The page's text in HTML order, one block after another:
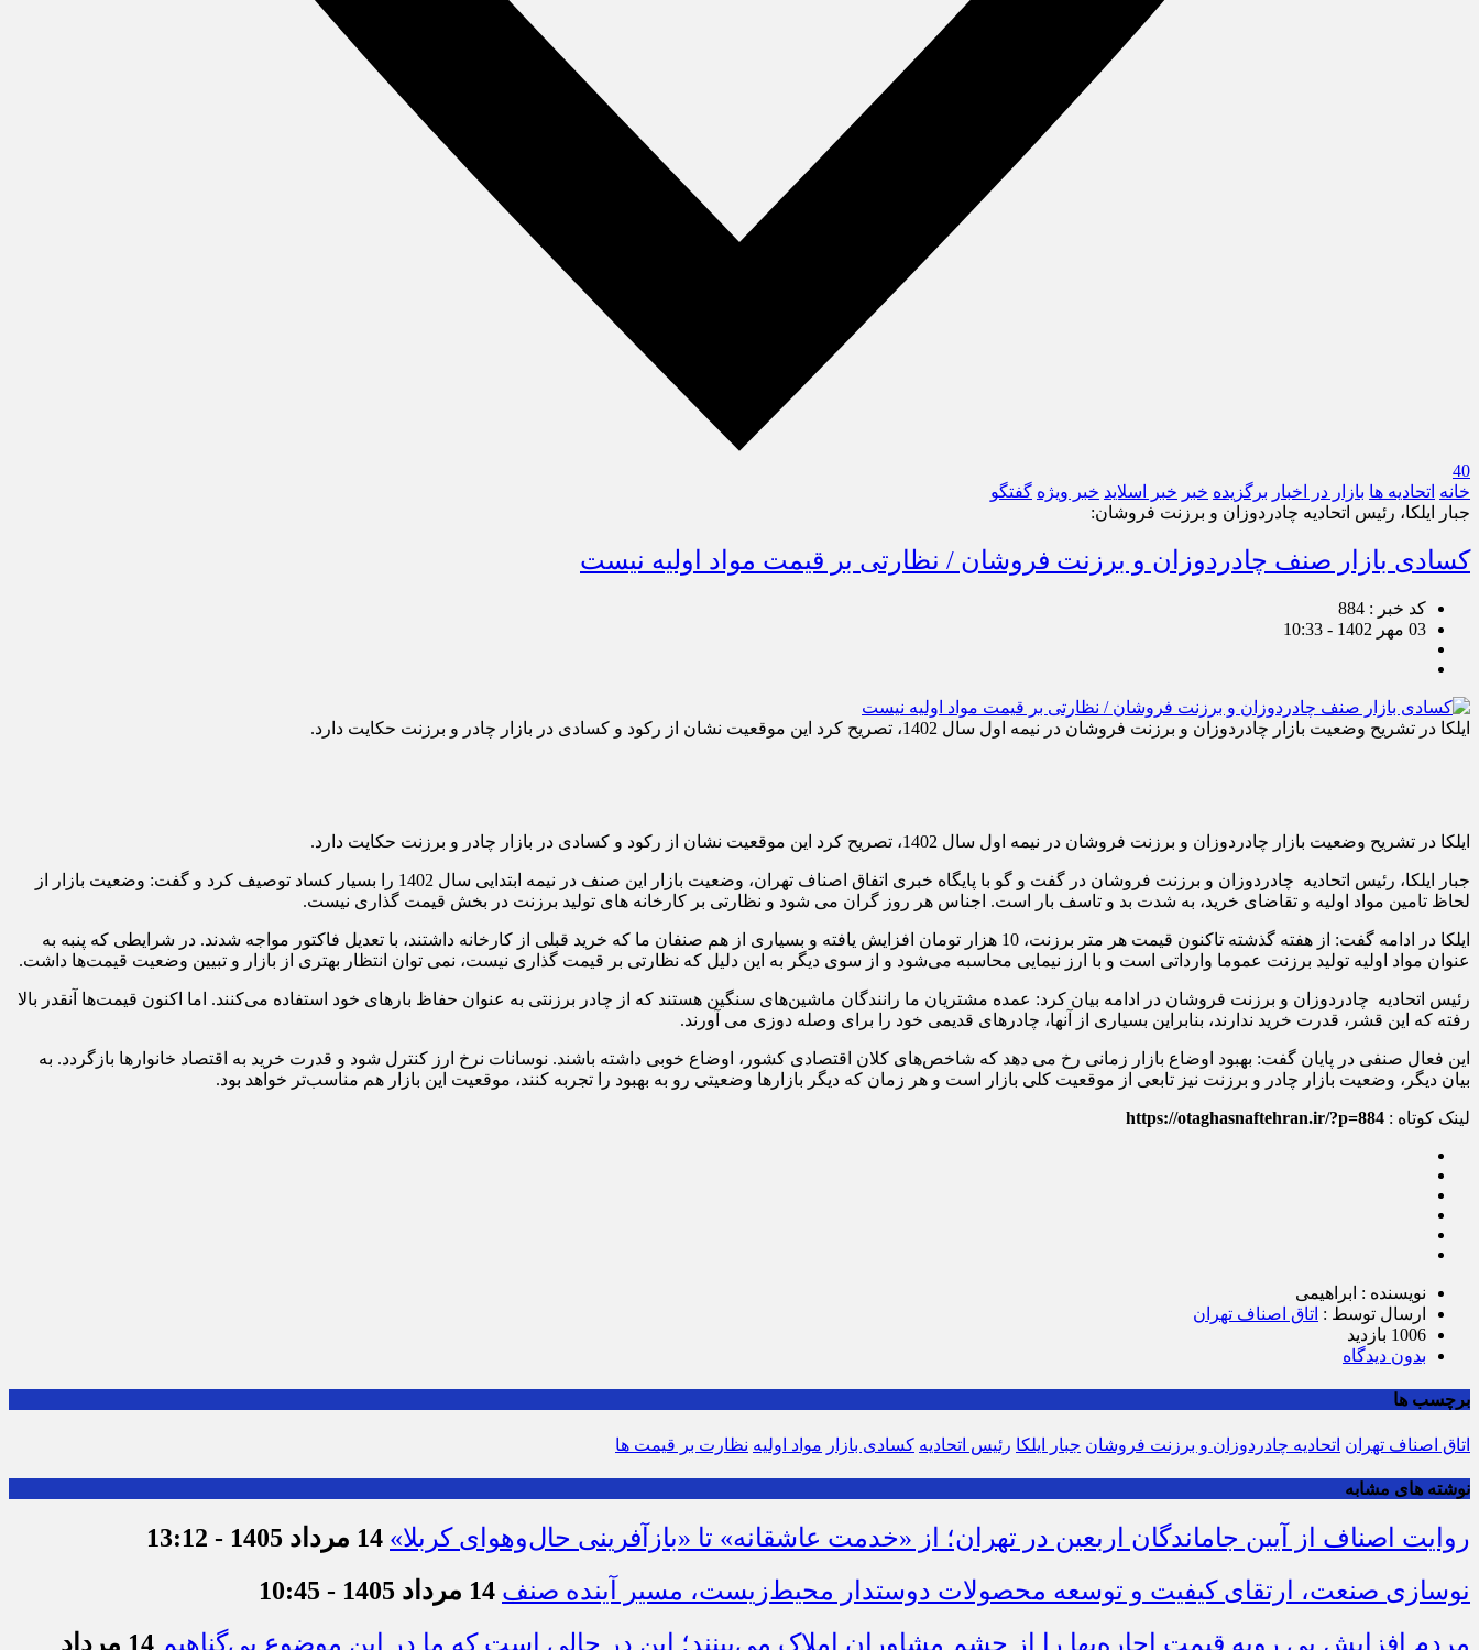
40
خانه اتحادیه ها بازار در اخبار برگزیده خبر خبر اسلايد خبر ویژه گفتگو
جبار ایلکا، رئیس اتحادیه چادردوزان و برزنت فروشان:
کسادی بازار صنف چادردوزان و برزنت فروشان / نظارتی بر قیمت مواد اولیه نیست
کد خبر : 884
03 مهر 1402 - 10:33
ایلکا در تشریح وضعیت بازار چادردوزان و برزنت فروشان در نیمه اول سال 1402، تصریح کرد این موقعیت نشان از رکود و کسادی در بازار چادر و برزنت حکایت دارد.
ایلکا در تشریح وضعیت بازار چادردوزان و برزنت فروشان در نیمه اول سال 1402، تصریح کرد این موقعیت نشان از رکود و کسادی در بازار چادر و برزنت حکایت دارد.
جبار ایلکا، رئیس اتحادیه چادردوزان و برزنت فروشان در گفت و گو با پایگاه خبری اتفاق اصناف تهران، وضعیت بازار این صنف در نیمه ابتدایی سال 1402 را بسیار کساد توصیف کرد و گفت: وضعیت بازار از
لحاظ تامین مواد اولیه و تقاضای خرید، به شدت بد و تاسف بار است. اجناس هر روز گران می شود و نظارتی بر کارخانه های تولید برزنت در بخش قیمت گذاری نیست.
ایلکا در ادامه گفت: از هفته گذشته تاکنون قیمت هر متر برزنت، 10 هزار تومان افزایش یافته و بسیاری از هم صنفان ما که خرید قبلی از کارخانه داشتند، با تعدیل فاکتور مواجه شدند. در شرایطی که پنبه به
عنوان مواد اولیه تولید برزنت عموما وارداتی است و با ارز نیمایی محاسبه می‌­شود و از سوی دیگر به این دلیل که نظارتی بر قیمت گذاری نیست، نمی توان انتظار بهتری از بازار و تبیین وضعیت قیمت‌ها داشت.
رئیس اتحادیه چادردوزان و برزنت فروشان در ادامه بیان کرد: عمده مشتریان ما رانندگان ماشین‌­های سنگین هستند که از چادر برزنتی به عنوان حفاظ بارهای خود استفاده می‌­کنند. اما اکنون قیمت‌ها آنقدر بالا
رفته که این قشر، قدرت خرید ندارند، بنابراین بسیاری از آنها، چادرهای قدیمی خود را برای وصله دوزی می آورند.
این فعال صنفی در پایان گفت: بهبود اوضاع بازار زمانی رخ می دهد که شاخص­‌های کلان اقتصادی کشور، اوضاع خوبی داشته باشند. نوسانات نرخ ارز کنترل شود و قدرت خرید به اقتصاد خانوارها بازگردد. به
بیان دیگر، وضعیت بازار چادر و برزنت نیز تابعی از موقعیت کلی بازار است و هر زمان که دیگر بازارها وضعیتی رو به بهبود را تجربه کنند، موقعیت این بازار هم مناسب‌تر خواهد بود.
لینک کوتاه : https://otaghasnaftehran.ir/?p=884
نویسنده : ابراهیمی
ارسال توسط : اتاق اصناف تهران
1006 بازدید
بدون دیدگاه
برچسب ها
اتاق اصناف تهران اتحادیه چادردوزان و برزنت فروشان جبار ایلکا رئیس اتحادیه کسادی بازار مواد اولیه نظارت بر قیمت ها
نوشته های مشابه
روایت اصناف از آیین جاماندگان اربعین در تهران؛ از «خدمت عاشقانه» تا «بازآفرینی حال‌وهوای کربلا» 14 مرداد 1405 - 13:12
نوسازی صنعت، ارتقای کیفیت و توسعه محصولات دوستدار محیط‌زیست، مسیر آینده صنف 14 مرداد 1405 - 10:45
مردم افزایش بی رویه قیمت اجاره‌بها را از چشم مشاوران املاک می‌بینند؛ این در حالی است که ما در این موضوع بی‌گناهیم
14 مرداد